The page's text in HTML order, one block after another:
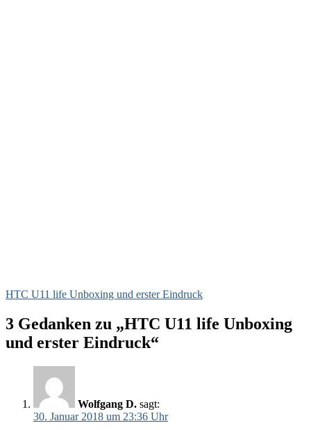
HTC U11 life Unboxing und erster Eindruck
3 Gedanken zu „HTC U11 life Unboxing
und erster Eindruck“
Wolfgang D. sagt:
30. Januar 2018 um 23:36 Uhr